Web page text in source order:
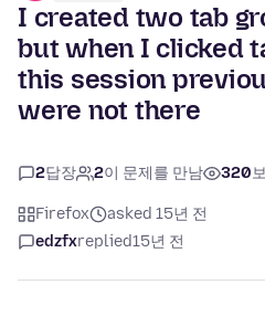
I created two tab
but when I clicked
this session
were not there
2답장 2이 문제를 만남 320
Firefox
asked 15년 전
edzfxreplied15년 전